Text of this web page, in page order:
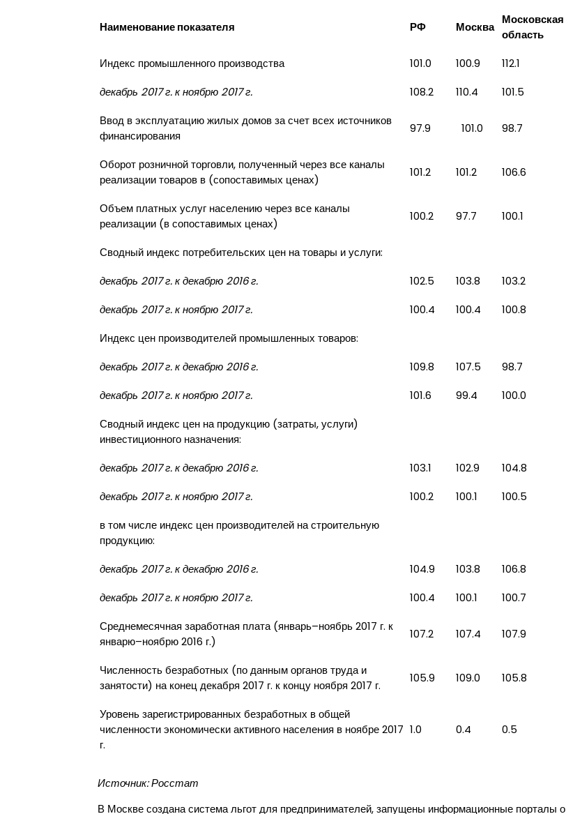
Наименование показателя РФ Москва
Московская
область
Индекс промышленного производства
101.0 100.9
112.1
декабрь 2017 г. к ноябрю 2017 г.
108.2 110.4
101.5
Ввод в эксплуатацию жилых домов за счет всех источников
финансирования
97.9 101.0 98.7
Оборот розничной торговли, полученный через все каналы
реализации товаров в (сопоставимых ценах)
101.2 101.2 106.6
Объем платных услуг населению через все каналы
реализации (в сопоставимых ценах)
100.2 97.7 100.1
Сводный индекс потребительских цен на товары и услуги:
декабрь 2017 г. к декабрю 2016 г.
102.5 103.8
103.2
декабрь 2017 г. к ноябрю 2017 г.
100.4 100.4
100.8
Индекс цен производителей промышленных товаров:
декабрь 2017 г. к декабрю 2016 г.
109.8 107.5
98.7
декабрь 2017 г. к ноябрю 2017 г.
101.6 99.4
100.0
Сводный индекс цен на продукцию (затраты, услуги)
инвестиционного назначения:
декабрь 2017 г. к декабрю 2016 г.
103.1 102.9
104.8
декабрь 2017 г. к ноябрю 2017 г.
100.2 100.1
100.5
в том числе индекс цен производителей на строительную
продукцию:
декабрь 2017 г. к декабрю 2016 г.
104.9 103.8
106.8
декабрь 2017 г. к ноябрю 2017 г.
100.4 100.1
100.7
Среднемесячная заработная плата (январь–ноябрь 2017 г. к
январю–ноябрю 2016 г.)
107.2 107.4 107.9
Численность безработных (по данным органов труда и
занятости) на конец декабря 2017 г. к концу ноября 2017 г.
105.9 109.0 105.8
Уровень зарегистрированных безработных в общей
численности экономически активного населения в ноябре 2017
г.
1.0 0.4 0.5
Источник: Росстат
В Москве создана система льгот для предпринимателей, запущены информационные порталы о